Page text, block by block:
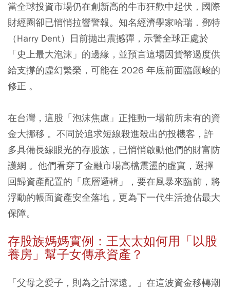
當全球投資市場仍在創新高的牛市狂歡中起伏，國際
財經圈卻已悄悄拉響警報。知名經濟學家哈瑞．鄧特
（Harry Dent）日前拋出震撼彈，示警全球正處於
「史上最大泡沫」的邊緣，並預言這場因貨幣過度供
給支撐的虛幻繁榮，可能在 2026 年底前面臨嚴峻的
修正 。
在台灣，這股「泡沫焦慮」正推動一場前所未有的資
金大挪移 。不同於追求短線殺進殺出的投機客，許
多具備長線眼光的存股族，已悄悄啟動他們的財富防
護網 。他們看穿了金融市場高檔震盪的虛實，選擇
回歸資產配置的「底層邏輯」，要在風暴來臨前，將
浮動的帳面資產安全落地，更為下一代生活搶佔最大
保障。
存股族媽媽實例：王太太如何用「以股
養房」幫子女傳承資產？
「父母之愛子，則為之計深遠。」在這波資金移轉潮